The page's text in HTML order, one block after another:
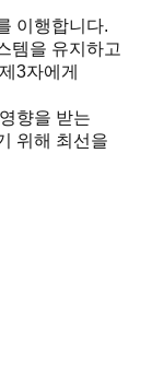
이행합니다.
템을 유지하고
3자에게
향을 받는
위해 최선을